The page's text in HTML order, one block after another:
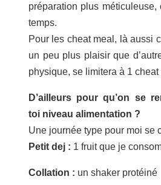
préparation plus
temps.
Pour les cheat meal, là aussi
un peu plus plaisir que
physique, se limitera à 1
D’ailleurs pour qu’on se
toi niveau alimentation ?
Une journée type pour moi se
Petit dej : 1 fruit que je
Collation : un shaker protéiné